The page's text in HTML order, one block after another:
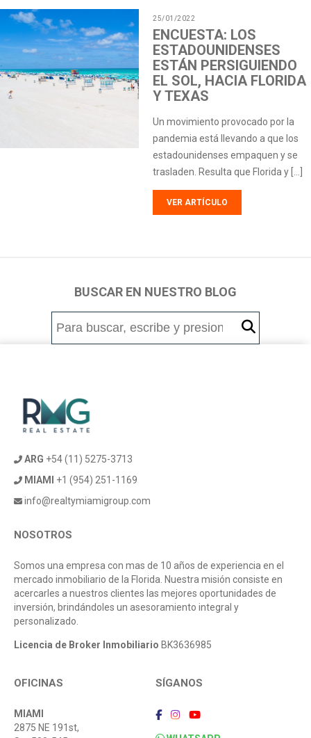
25/01/2022
ENCUESTA: LOS
ESTADOUNIDENSES
ESTÁN PERSIGUIENDO
EL SOL, HACIA FLORIDA
Y TEXAS
Un movimiento provocado por la
pandemia está llevando a que los
estadounidenses empaquen y se
trasladen. Resulta que Florida y […]
VER ARTÍCULO
BUSCAR EN NUESTRO BLOG
ARG +54 (11) 5275-3713
MIAMI
+1 (954) 251-1169
info@realtymiamigroup.com
NOSOTROS
Somos una empresa con mas de 10 años de experiencia en el
mercado inmobiliario de la Florida. Nuestra misión consiste en
acercarles a nuestros clientes las mejores oportunidades de
inversión, brindándoles un asesoramiento integral y
personalizado.
Licencia de Broker Inmobiliario BK3636985
OFICINAS
MIAMI
2875 NE 191st,
SÍGANOS